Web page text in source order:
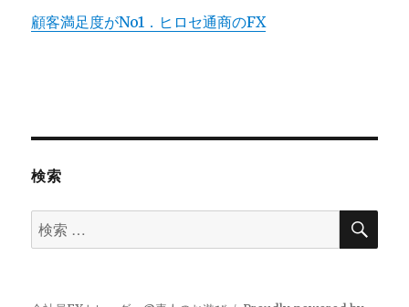
顧客満足度がNo1．ヒロセ通商のFX
検索
検
索
象:
検